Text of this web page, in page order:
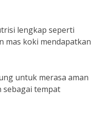
lengkap seperti
mas koki mendapatkan
untuk merasa aman
sebagai tempat